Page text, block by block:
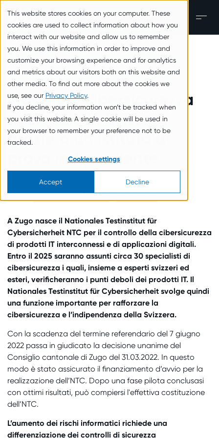
This website stores cookies on your computer. These
cookies are used to collect information about how you
interact with our website and allow us to remember
you. We use this information in order to improve and
customize your browsing experience and for analytics
and metrics about our visitors both on this website and
other media. To find out more about the cookies we
use, see our Privacy Policy.
If you decline, your information won’t be tracked when
you visit this website. A single cookie will be used in
your browser to remember your preference not to be
tracked.
Cookies settings
Accept Decline
zum Inhalt springen
IT
Torna alla panoramica
Maggiore cibersicurezza
nazionale in Svizzera
grazie a un istituto di
prova indipendente
Tags:
Comunicati stampa Nei media
A Zugo nasce il Nationales Testinstitut für
Cybersicherheit NTC per il controllo della cibersicurezza
di prodotti IT interconnessi e di applicazioni digitali.
Entro il 2025 saranno assunti circa 30 specialisti di
cibersicurezza i quali, insieme a esperti svizzeri ed
esteri, verificheranno i punti deboli dei prodotti IT. Il
Nationales Testinstitut für Cybersicherheit svolge quindi
una funzione importante per rafforzare la
cibersicurezza e l’indipendenza della Svizzera.
Con la scadenza del termine referendario del 7 giugno
2022 passa in giudicato la decisione unanime del
Consiglio cantonale di Zugo del 31.03.2022. In questo
modo è stato assicurato il finanziamento d’avvio per la
realizzazione dell’NTC. Dopo una fase pilota conclusasi
con ottimi risultati, può compiersi l'effettiva costituzione
dell’NTC.
L’aumento dei rischi informatici richiede una
differenziazione dei controlli di sicurezza